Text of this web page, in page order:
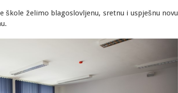
želimo blagoslovljenu, sretnu i uspješnu novu